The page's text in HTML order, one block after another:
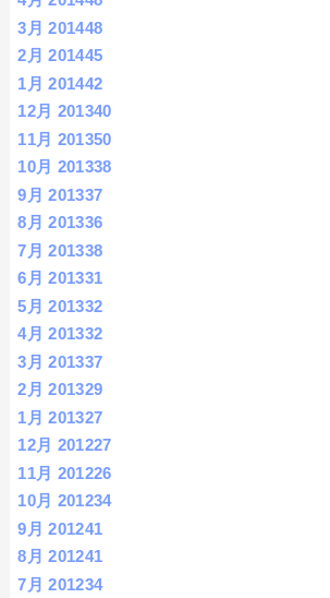
3月 201448
2月 201445
1月 201442
12月 201340
11月 201350
10月 201338
9月 201337
8月 201336
7月 201338
6月 201331
5月 201332
4月 201332
3月 201337
2月 201329
1月 201327
12月 201227
11月 201226
10月 201234
9月 201241
8月 201241
7月 201234